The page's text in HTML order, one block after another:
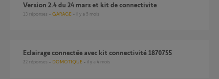
Version 2.4 du 24 mars et kit de connectivite
13 réponses GARAGE il y a 5 mois
Eclairage connectée avec kit connectivité 1870755
22 réponses DOMOTIQUE il y a 4 mois